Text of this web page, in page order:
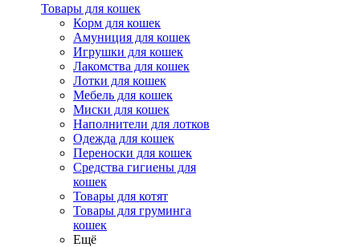
Товары для кошек
Корм для кошек
Амуниция для кошек
Игрушки для кошек
Лакомства для кошек
Лотки для кошек
Мебель для кошек
Миски для кошек
Наполнители для лотков
Одежда для кошек
Переноски для кошек
Средства гигиены для
кошек
Товары для котят
Товары для груминга
кошек
Ещё